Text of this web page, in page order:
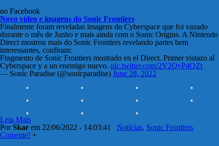
no Facebook
Novo vídeo e imagens do Sonic Frontiers
Finalmente foram reveladas imagens do Cyberspace que foi vazado
durante o mês de Junho e mais ainda com o Sonic Origins. A Nintendo
Direct mostrou mais do Sonic Frontiers revelando partes bem
interessantes, confiram:
Fragmento de Sonic Frontiers mostrado en el Direct. Primer vistazo al
Cyberspace y a un enemigo nuevo. pic.twitter.com/2V2QyP4QZt
— Sonic Paradise (@sonicparadise) June 28, 2022
Leia Mais
PorSkar em 22/06/2022 - 14:03:41 Notícias, Sonic Frontiers
Comente! +